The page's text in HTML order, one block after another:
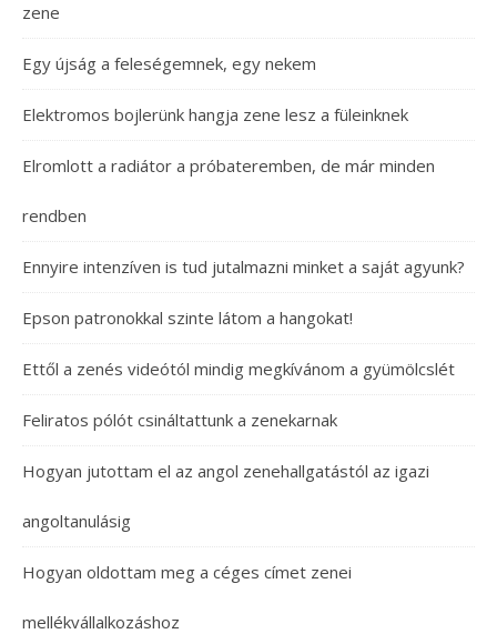
zene
Egy újság a feleségemnek, egy nekem
Elektromos bojlerünk hangja zene lesz a füleinknek
Elromlott a radiátor a próbateremben, de már minden
rendben
Ennyire intenzíven is tud jutalmazni minket a saját agyunk?
Epson patronokkal szinte látom a hangokat!
Ettől a zenés videótól mindig megkívánom a gyümölcslét
Feliratos pólót csináltattunk a zenekarnak
Hogyan jutottam el az angol zenehallgatástól az igazi
angoltanulásig
Hogyan oldottam meg a céges címet zenei
mellékvállalkozáshoz